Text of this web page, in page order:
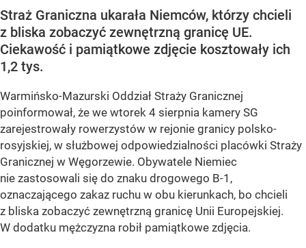
Straż Graniczna ukarała Niemców, którzy chcieli
z bliska zobaczyć zewnętrzną granicę UE.
Ciekawość i pamiątkowe zdjęcie kosztowały ich
1,2 tys.
Warmińsko-Mazurski Oddział Straży Granicznej
poinformował, że we wtorek 4 sierpnia kamery SG
zarejestrowały rowerzystów w rejonie granicy polsko-
rosyjskiej, w służbowej odpowiedzialności placówki Straży
Granicznej w Węgorzewie. Obywatele Niemiec
nie zastosowali się do znaku drogowego B-1,
oznaczającego zakaz ruchu w obu kierunkach, bo chcieli
z bliska zobaczyć zewnętrzną granicę Unii Europejskiej.
W dodatku mężczyzna robił pamiątkowe zdjęcia.